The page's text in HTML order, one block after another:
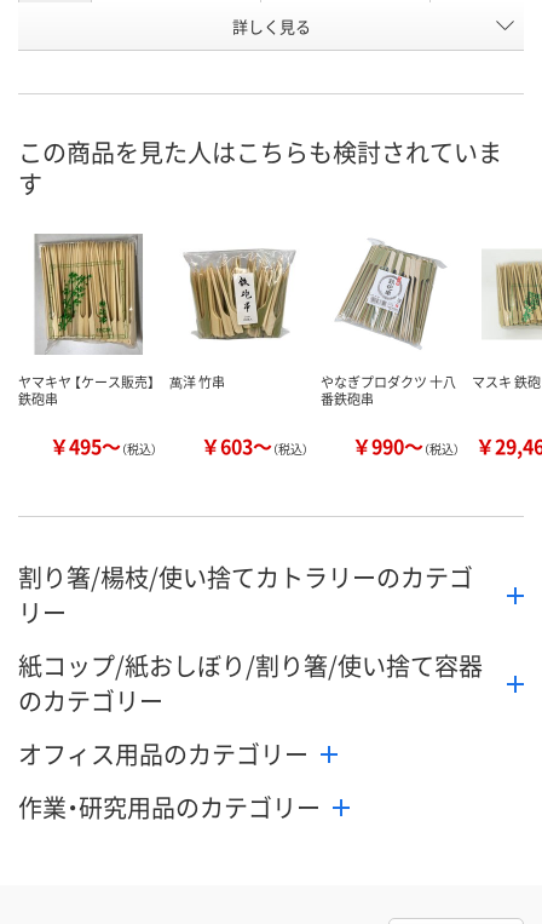
HU91074 E333831
カゴへ カゴへ カ
詳しく見る
この商品を見た人はこちらも検討されていま
す
ヤマキヤ 【ケース販売】
鉄砲串
￥495～（税込）
萬洋 竹串
￥603～（税込）
やなぎプロダクツ 十八
番鉄砲串
￥990～（税込）
マスキ 鉄
￥
割り箸/楊枝/使い捨てカトラリーのカテゴ
リー
紙コップ/紙おしぼり/割り箸/使い捨て容器
のカテゴリー
オフィス用品のカテゴリー
作業・研究用品のカテゴリー